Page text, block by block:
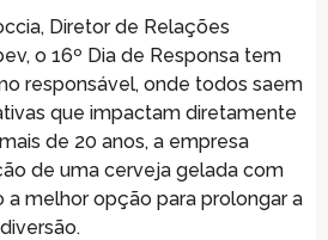
Diretor de Relações
o 16º Dia de Responsa tem
responsável, onde todos saem
que impactam diretamente
de 20 anos, a empresa
de uma cerveja gelada com
a melhor opção para prolongar a